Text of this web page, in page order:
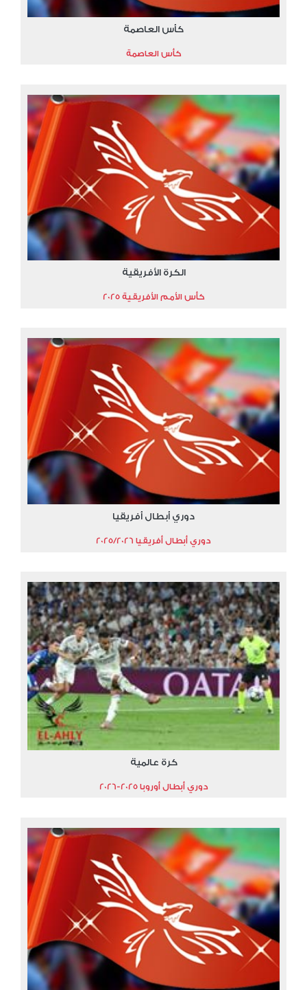
كأس العاصمة
كأس العاصمة
الكرة الأفريقية
كأس الأمم الأفريقية 2025
دوري أبطال أفريقيا
دوري أبطال أفريقيا 2025/2026
كرة عالمية
دوري أبطال أوروبا 2025-2026